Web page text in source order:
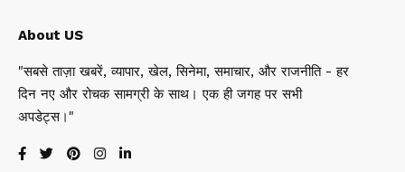
About US
"सबसे ताज़ा खबरें, व्यापार, खेल, सिनेमा, समाचार, और राजनीति - हर
दिन नए और रोचक सामग्री के साथ। एक ही जगह पर सभी
अपडेट्स।"